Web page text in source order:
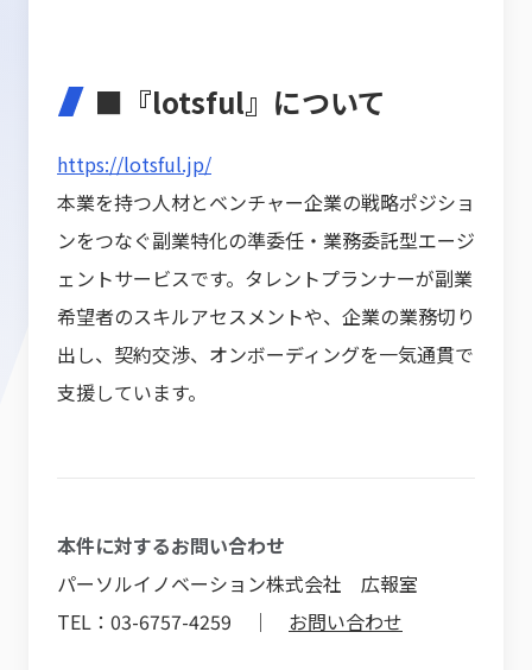
■『lotsful』について
https://lotsful.jp/
本業を持つ人材とベンチャー企業の戦略ポジショ
ンをつなぐ副業特化の準委任・業務委託型エージ
ェントサービスです。タレントプランナーが副業
希望者のスキルアセスメントや、企業の業務切り
出し、契約交渉、オンボーディングを一気通貫で
支援しています。
本件に対するお問い合わせ
パーソルイノベーション株式会社 広報室
TEL：03-6757-4259 ｜ お問い合わせ